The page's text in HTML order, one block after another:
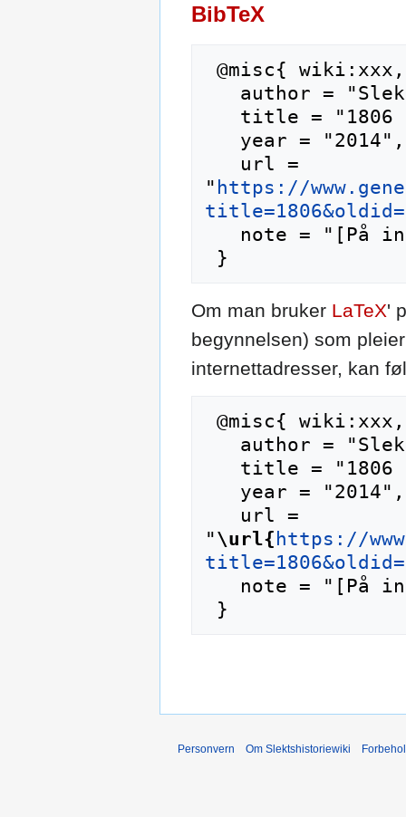
BibTeX
" https://
Om man bruker LaTeX'
begynnelsen) som
internettadresser, kan
"\url{ https://
Personvern Om Slektshistoriewiki